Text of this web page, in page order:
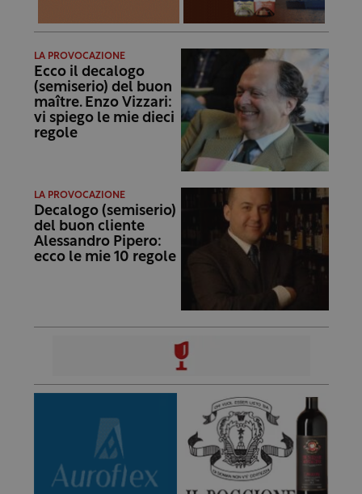
LA PROVOCAZIONE
Ecco il decalogo
(semiserio) del buon
maître. Enzo Vizzari:
vi spiego le mie dieci
regole
LA PROVOCAZIONE
Decalogo (semiserio)
del buon cliente
Alessandro Pipero:
ecco le mie 10 regole